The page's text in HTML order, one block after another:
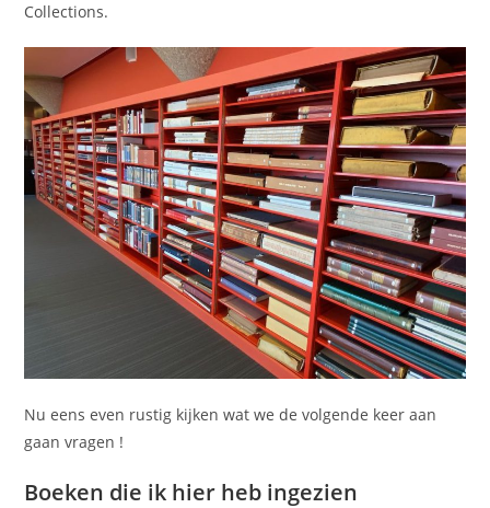
Collections.
Nu eens even rustig kijken wat we de volgende keer aan
gaan vragen !
Boeken die ik hier heb ingezien